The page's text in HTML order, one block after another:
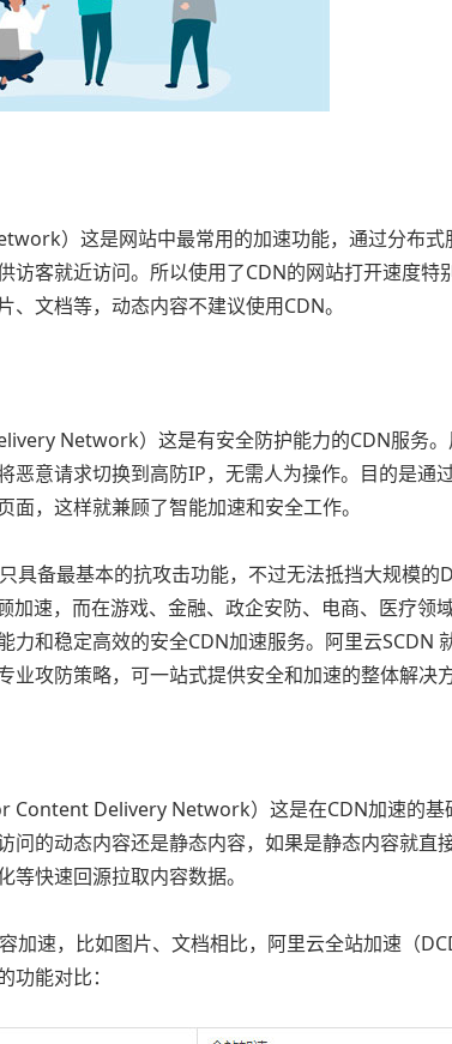
）这是网站中最常用的加速功能，通过分布式
访客就近访问。所以使用了CDN的网站打开速度特
、文档等，动态内容不建议使用CDN。
Network）这是有安全防护能力的CDN服务
恶意请求切换到高防IP，无需人为操作。目的是通
面，这样就兼顾了智能加速和安全工作。
具备最基本的抗攻击功能，不过无法抵挡大规模的
加速，而在游戏、金融、政企安防、电商、医疗领
力和稳定高效的安全CDN加速服务。阿里云SCDN
业攻防策略，可一站式提供安全和加速的整体解决方
Content Delivery Network）这是在CDN加速的基
问的动态内容还是静态内容，如果是静态内容就直
快速回源拉取内容数据。
加速，比如图片、文档相比，阿里云全站加速（
功能对比：